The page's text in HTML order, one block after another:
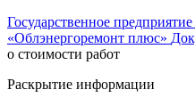
Государственное
«Облэнергоремонт плюс»
о стоимости работ
Раскрытие информации